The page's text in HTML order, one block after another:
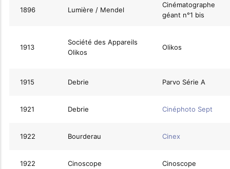
1896 Lumière / Mendel
Cinématographe
géant n°1 bis
1913
Société des Appareils
Olikos
Olikos
1915 Debrie Parvo Série A
1921 Debrie Cinéphoto Sept
1922 Bourderau Cinex
1922 Cinoscope Cinoscope